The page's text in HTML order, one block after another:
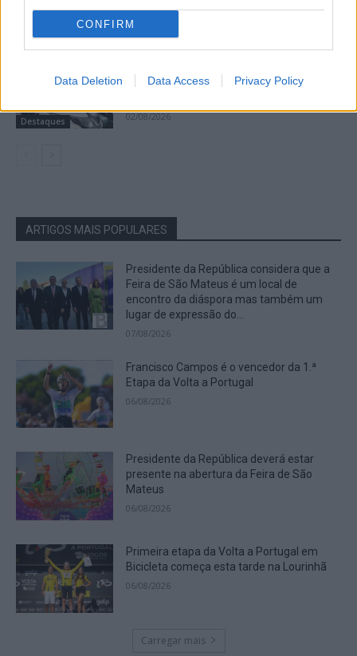
CONFIRM
Data Deletion Data Access Privacy Policy
Guarda
05/08/2026
Destaques
Motards D’El Rey, de Trancoso, morre em
02/08/2026
ARTIGOS MAIS POPULARES
Presidente da República considera que a
Feira de São Mateus é um local de
encontro da diáspora mas também um
lugar de expressão do...
07/08/2026
Francisco Campos é o vencedor da 1.ª
Etapa da Volta a Portugal
06/08/2026
Presidente da República deverá estar
presente na abertura da Feira de São
Mateus
06/08/2026
Primeira etapa da Volta a Portugal em
Bicicleta começa esta tarde na Lourinhã
06/08/2026
Carregar mais